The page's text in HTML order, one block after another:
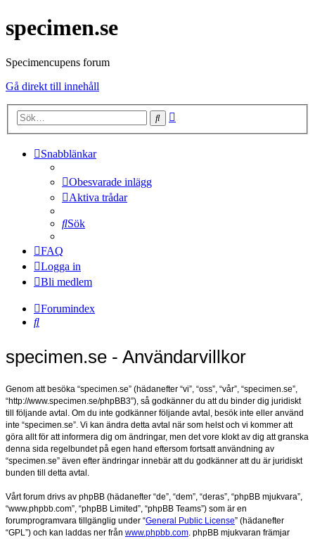
specimen.se
Specimencupens forum
Gå direkt till innehåll
Sök
Snabblänkar
Obesvarade inlägg
Aktiva trådar
Sök
FAQ
Logga in
Bli medlem
Forumindex
Sök
specimen.se - Användarvillkor
Genom att besöka “specimen.se” (hädanefter “vi”, “oss”, “vår”, “specimen.se”,
“http://www.specimen.se/phpBB3”), så godkänner du att du binder dig juridiskt
till följande avtal. Om du inte godkänner följande avtal, besök inte eller använd
inte “specimen.se”. Vi kan ändra detta avtal när som helst och vi kommer att
göra allt för att informera dig om ändringar, men det vore klokt av dig att granska
denna sida regelbundet på egen hand eftersom fortsatt användning av
“specimen.se” även efter ändringar innebär att du godkänner att du är juridiskt
bunden till detta avtal.
Vårt forum drivs av phpBB (hädanefter “de”, “dem”, “deras”, “phpBB mjukvara”,
“www.phpbb.com”, “phpBB Limited”, “phpBB Teams”) som är en
forumprogramvara tillgänglig under “General Public License” (hädanefter
“GPL”) och kan laddas ner från www.phpbb.com. phpBB mjukvaran främjar